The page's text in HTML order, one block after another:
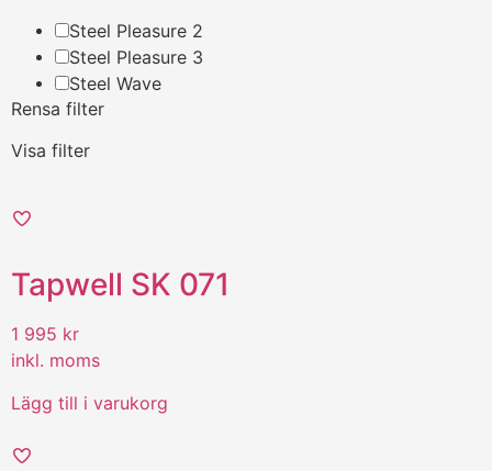
Steel Pleasure 2
Steel Pleasure 3
Steel Wave
Rensa filter
Visa filter
Tapwell SK 071
1 995 kr
inkl. moms
Lägg till i varukorg